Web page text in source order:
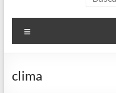
clima